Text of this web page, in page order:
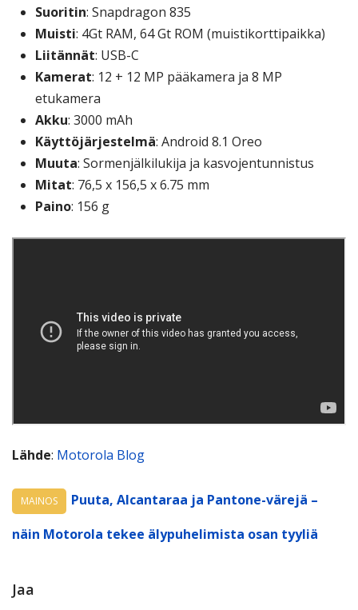
Suoritin: Snapdragon 835
Muisti: 4Gt RAM, 64 Gt ROM (muistikorttipaikka)
Liitännät: USB-C
Kamerat: 12 + 12 MP pääkamera ja 8 MP
etukamera
Akku: 3000 mAh
Käyttöjärjestelmä: Android 8.1 Oreo
Muuta: Sormenjälkilukija ja kasvojentunnistus
Mitat: 76,5 x 156,5 x 6.75 mm
Paino: 156 g
Lähde: Motorola Blog
MAINOS
Puuta, Alcantaraa ja Pantone-värejä –
näin Motorola tekee älypuhelimista osan tyyliä
Jaa